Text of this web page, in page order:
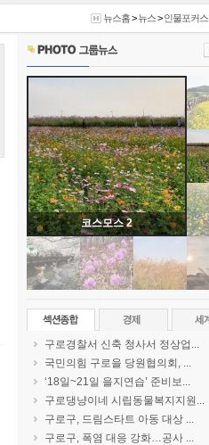
뉴스홈>뉴스>인물포커스
코스모스 2
구로경찰서 신축 청사서 정상업...
국민의힘 구로을 당원협의회, ...
‘18일~21일 을지연습’ 준비보...
구로댕냥이네 시립동물복지지원...
구로구, 드림스타트 아동 대상 ...
구로구, 폭염 대응 강화…공사 ...